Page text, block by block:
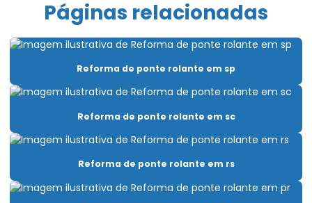
Cabo de aço para talha elétrica
Caminho de rolamento para pontes rolantes
Capacitação Para Uso De Pontes Rolantes E Talhas
Carro Talha Duplaviga
Carro Talha Motorizado Para Cargas Pesadas
Páginas relacionadas
Reforma de ponte rolante em sp
Reforma de ponte rolante em sc
Reforma de ponte rolante em rs